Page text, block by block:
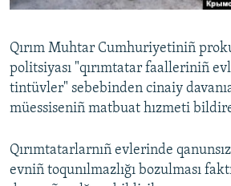
RFE/RS bütün saytları
Qırım Muhtar Cumhuriyetiniñ
politsiyası "qırımtatar faalleriniñ
tintüvler" sebebinden cinaiy
müessiseniñ matbuat hızmeti
Qırımtatarlarnıñ evlerinde
evniñ toqunılmazlığı bozulması